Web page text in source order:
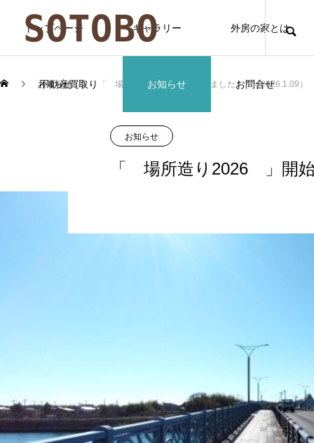
トップページ ギャラリー 外房の家とは
不動産買取り お知らせ お問合せ
お知らせ 「 場所造り2026 」開始しました！！（2026.1.09）
お知らせ
「 場所造り2026 」開